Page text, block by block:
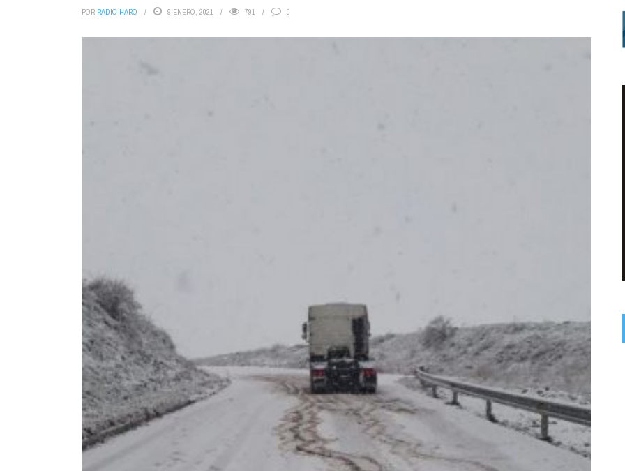
POR RADIO HARO 9 ENERO, 2021 791 0